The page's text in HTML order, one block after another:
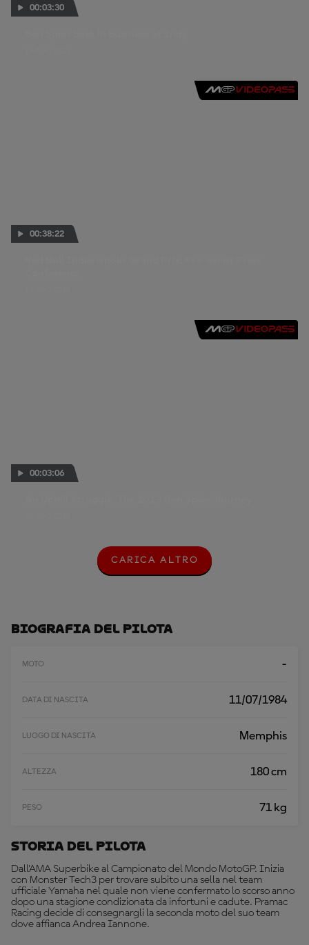
00:03:30
00:38:22
00:03:06
C
A
A
A
CARICA ALTRO
Biografia Del Pilota
MOTO -
DATA DI NASCITA 11/07/1984
LUOGO DI NASCITA Memphis
ALTEZZA 180 cm
PESO 71 kg
Storia Del Pilota
Dall'AMA Superbike al Campionato del Mondo MotoGP. Inizia
con Monster Tech3 per trovare subito una sella nel team
ufficiale Yamaha nel quale non viene confermato lo scorso anno
dopo una stagione condizionata da infortuni e cadute. Pramac
Racing decide di consegnargli la seconda moto del suo team
dove affianca Andrea Iannone.